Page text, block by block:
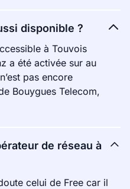
disponible ?
à Touvois
a été activée sur au
pas encore
Bouygues Telecom,
de réseau à
celui de Free car il